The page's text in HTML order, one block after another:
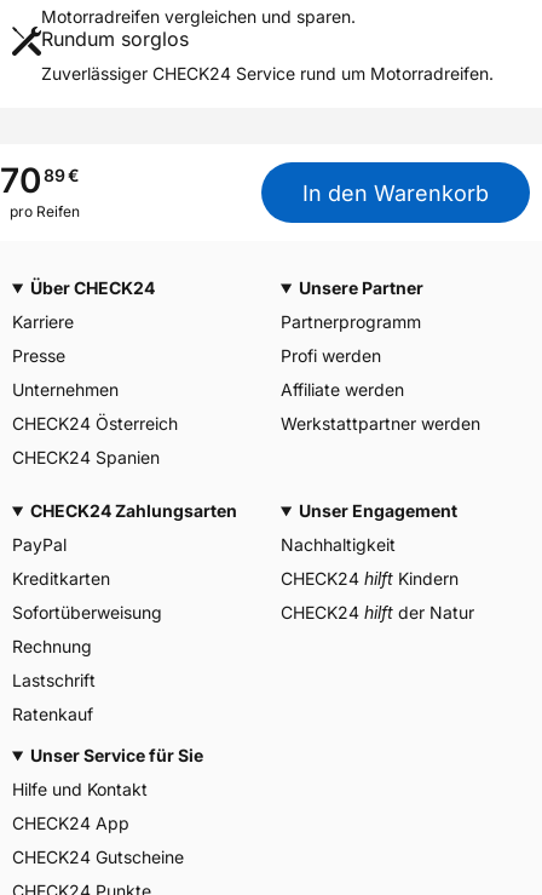
Motorradtyp
Motocross
Weitere Eigenschaften
M+S
Nein
Motorrad Kennzeichnung
M/C
Allgemeine Produktsicherheit (GPSR)
Herstellerkontakt
YOKOHAMA TWS
GERMANY GmbH, Erbach
Deutschland, info-de@mitas-
tires.com
Motorradreifen vergleichen und sparen.
Rundum sorglos
Zuverlässiger CHECK24 Service rund um Motorradreifen.
7089€
pro Reifen
In den Warenkorb
Über CHECK24
Karriere
Presse
Unternehmen
CHECK24 Österreich
CHECK24 Spanien
Unsere Partner
Partnerprogramm
Profi werden
Affiliate werden
Werkstattpartner werden
CHECK24 Zahlungsarten
PayPal
Kreditkarten
Sofortüberweisung
Rechnung
Lastschrift
Ratenkauf
Unser Engagement
Nachhaltigkeit
CHECK24 hilft Kindern
CHECK24 hilft der Natur
Unser Service für Sie
Hilfe und Kontakt
CHECK24 App
CHECK24 Gutscheine
CHECK24 Punkte